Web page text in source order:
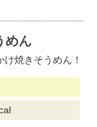
めん
焼きそうめん！